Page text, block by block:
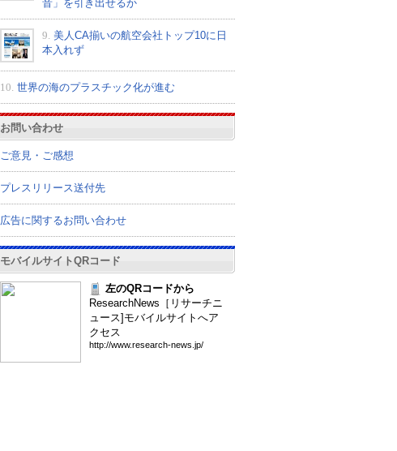
音」を引き出せるか
9. 美人CA揃いの航空会社トップ10に日
本入れず
10. 世界の海のプラスチック化が進む
お問い合わせ
ご意見・ご感想
プレスリリース送付先
広告に関するお問い合わせ
モバイルサイトQRコード
左のQRコードから
ResearchNews［リサーチニ
ュース]モバイルサイトへア
クセス
http://www.research-news .jp/